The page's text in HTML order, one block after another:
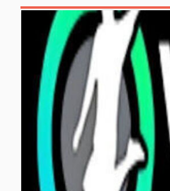
Activity
Follows